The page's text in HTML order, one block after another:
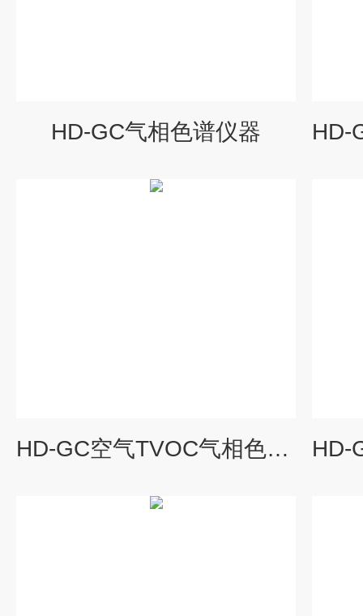
HD-GC气相色谱仪器
HD-GC空气TVOC气相色谱仪